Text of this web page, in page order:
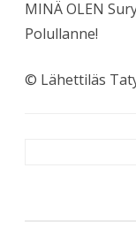
MINÄ OLEN
Polullanne!
© Lähettiläs